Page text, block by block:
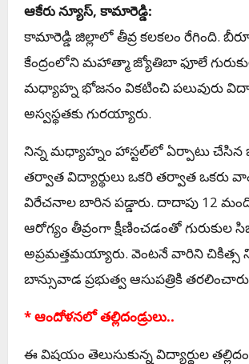
ఆకేరు న్యూస్, కామారెడ్డి:
కామారెడ్డి జిల్లాలో తీవ్ర కలకలం రేగింది.
కేంద్రంలోని మహాత్మా జ్యోతిబా ఫూలే
మధ్యాహ్న భోజనం వికటించి పలువురు
అస్వస్థతకు గురయ్యారు.
నిన్న మధ్యాహ్నం హాస్టల్‌లో ఏర్పాటు చేసిన
తర్వాత విద్యార్థులు ఒకరి తర్వాత ఒకరు
విరేచనాల బారిన పడ్డారు. దాదాపు 12 మంది
ఆరోగ్యం తీవ్రంగా క్షీణించడంతో గురుకుల
అప్రమత్తమయ్యారు. వెంటనే వారిని చికిత్స
బాన్సువాడ ప్రభుత్వ ఆసుపత్రికి
* ఆందోళనలో తల్లిదండ్రులు..
ఈ విషయం తెలుసుకున్న విద్యార్థుల